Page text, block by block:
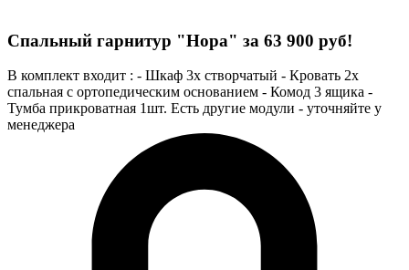
Спальный гарнитур "Нора" за 63 900 руб!
В комплект входит : - Шкаф 3х створчатый - Кровать 2х
спальная с ортопедическим основанием - Комод 3 ящика -
Тумба прикроватная 1шт. Есть другие модули - уточняйте у
менеджера